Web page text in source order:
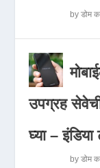
byडोम
उपग्रह
घ्या – इंडिया
byडोम